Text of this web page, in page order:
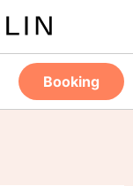
Booking